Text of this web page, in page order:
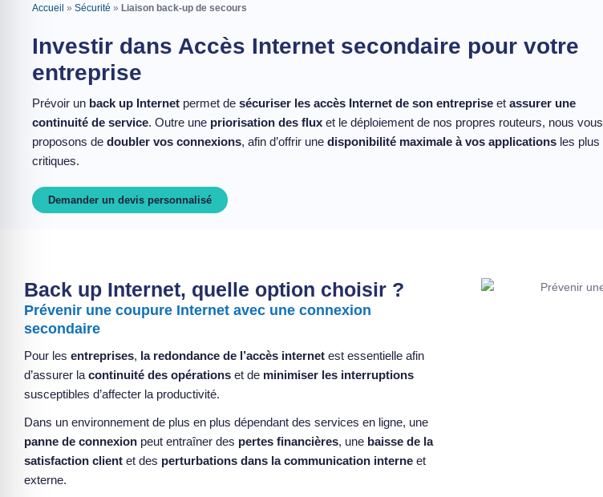
Accueil » Sécurité » Liaison back-up de secours
Investir dans Accès Internet secondaire pour votre
entreprise
Prévoir un back up Internet permet de sécuriser les accès Internet de son entreprise et assurer une
continuité de service. Outre une priorisation des flux et le déploiement de nos propres routeurs, nous vous
proposons de doubler vos connexions, afin d’offrir une disponibilité maximale à vos applications les plus
critiques.
Demander un devis personnalisé
Back up Internet, quelle option choisir ?
Prévenir une coupure Internet avec une connexion
secondaire
Pour les entreprises, la redondance de l’accès internet est essentielle afin
d’assurer la continuité des opérations et de minimiser les interruptions
susceptibles d’affecter la productivité.
Dans un environnement de plus en plus dépendant des services en ligne, une
panne de connexion peut entraîner des pertes financières, une baisse de la
satisfaction client et des perturbations dans la communication interne et
externe.